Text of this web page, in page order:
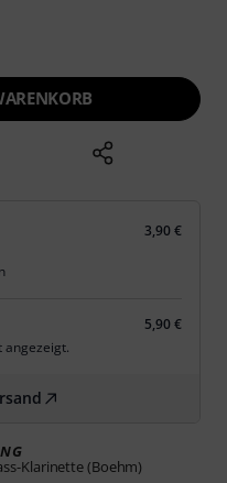
3,90 €
5,90 €
angezeigt.
Klarinette (Boehm)